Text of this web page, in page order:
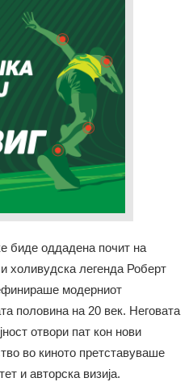
биде оддадена почит на
холивудска легенда Роберт
модерниот
половина на 20 век. Неговата
отвори пат кон нови
во киното претставуваше
и авторска визија.